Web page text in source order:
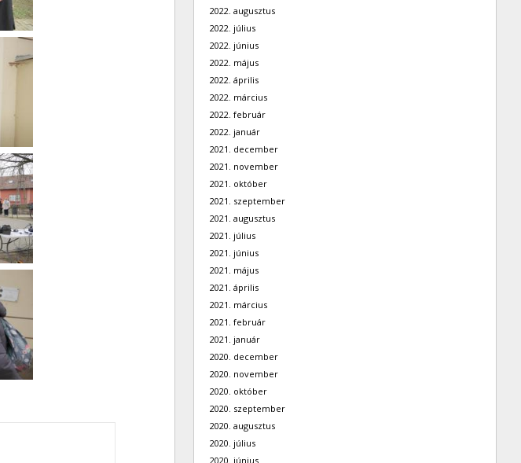
2022. augusztus
2022. július
2022. június
2022. május
2022. április
2022. március
2022. február
2022. január
2021. december
2021. november
2021. október
2021. szeptember
2021. augusztus
2021. július
2021. június
2021. május
2021. április
2021. március
2021. február
2021. január
2020. december
2020. november
2020. október
2020. szeptember
2020. augusztus
2020. július
2020. június